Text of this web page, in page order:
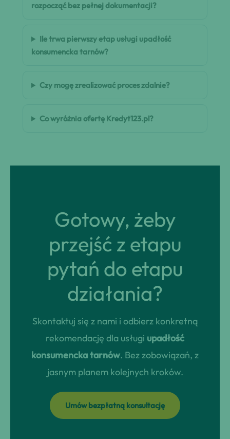
rozpocząć bez pełnej dokumentacji?
Ile trwa pierwszy etap usługi upadłość
konsumencka tarnów?
Czy mogę zrealizować proces zdalnie?
Co wyróżnia ofertę Kredyt123.pl?
Gotowy, żeby
przejść z etapu
pytań do etapu
działania?
Skontaktuj się z nami i odbierz konkretną
rekomendację dla usługi upadłość
konsumencka tarnów. Bez zobowiązań, z
jasnym planem kolejnych kroków.
Umów bezpłatną konsultację